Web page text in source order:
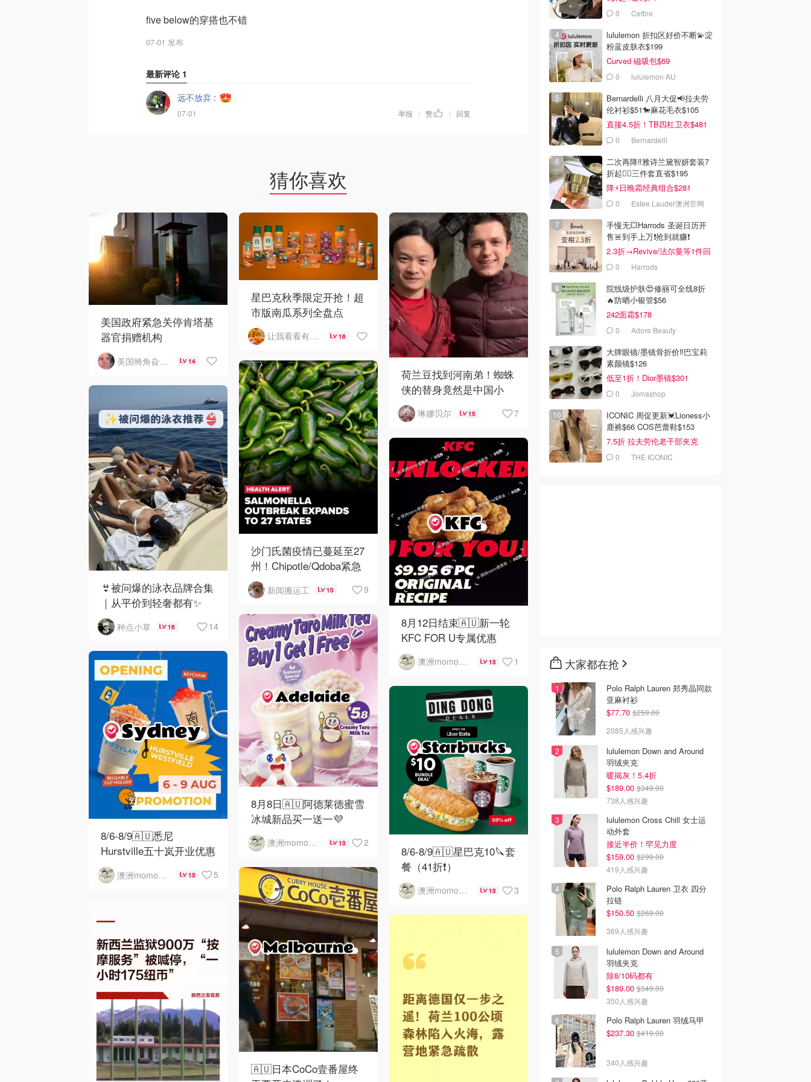
five below的穿搭也不错
07-01 发布
最新评论 1
远不放弃 :
07-01 举报 | 赞 | 回复
猜你喜欢
美国政府紧急关停肯塔基
器官捐赠机构
美国犄角旮旯新鲜事 14
星巴克秋季限定开抢！超
市版南瓜系列全盘点
让我看看有啥好吃的 16
荷兰豆找到河南弟！蜘蛛
侠的替身竟然是中国小
哥？！
琳娜贝尔 15 7
沙门氏菌疫情已蔓延至27
州！Chipotle/Qdoba紧急
下架辣椒
新闻搬运工 15 9
👙被问爆的泳衣品牌合集
｜从平价到轻奢都有✨
种点小草 16 14
8月12日结束🇦🇺新一轮
KFC FOR U专属优惠
澳洲momo爱吃 13 1
8月8日🇦🇺阿德莱德蜜雪
冰城新品买一送一💜
澳洲momo爱吃 13 2
8/6-8/9🇦🇺悉尼
Hurstville五十岚开业优惠
澳洲momo爱吃 13 5
8/6-8/9🇦🇺星巴克10🔪套
餐（41折❗）
澳洲momo爱吃 13 3
🇦🇺日本CoCo壹番屋终
0 Cettire
lululemon 折扣区好价不断💫淀
粉蓝皮肤衣$199
Curved 磁吸包$69
0 lululemon AU
Bernardelli 八月大促📢拉夫劳
伦衬衫$51🐎麻花毛衣$105
直接4.5折！TB四杠卫衣$481
0 Bernardelli
二次再降‼️雅诗兰黛智妍套装7
折起❤️‍🔥三件套直省$195
降⚡日晚霜经典组合$281
0 Estee Lauder澳洲官网
手慢无💥Harrods 圣诞日历开
售🚨到手上万❗️抢到就赚❗️
2.3折→Revive/法尔曼等1件回
本！0 Harrods
院线级护肤😍修丽可全线8折
🔥防晒小银管$56
242面霜$178
0 Adore Beauty
大牌眼镜/墨镜骨折价‼️巴宝莉
素颜镜$126
低至1折！Dior墨镜$301
0 Jomashop
ICONIC 周促更新💓Lioness小
鹿裤$66 COS芭蕾鞋$153
7.5折 拉夫劳伦老干部夹克
$4190 THE ICONIC
大家都在抢
Polo Ralph Lauren 郑秀晶同款
亚麻衬衫
$77.70 $259.00
2085人感兴趣
lululemon Down and Around
羽绒夹克
暖揭灰！5.4折
$189.00 $349.00
738人感兴趣
lululemon Cross Chill 女士运
动外套
接近半价！罕见力度
$159.00 $299.00
419人感兴趣
Polo Ralph Lauren 卫衣 四分
拉链
$150.50 $269.00
369人感兴趣
lululemon Down and Around
羽绒夹克
除8/10码都有
$189.00 $349.00
350人感兴趣
Polo Ralph Lauren 羽绒马甲
$237.30 $419.00
340人感兴趣